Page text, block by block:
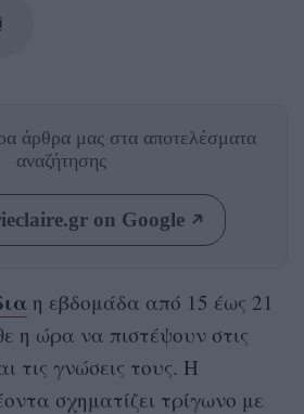
άρθρα μας στα αποτελέσματα
αναζήτησης
on Google
η εβδομάδα από 15 έως 21
η ώρα να πιστέψουν στις
τις γνώσεις τους. Η
σχηματίζει τρίγωνο με